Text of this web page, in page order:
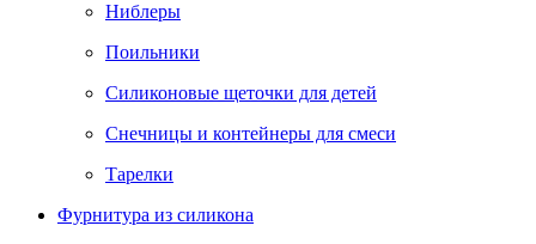
Ниблеры
Поильники
Силиконовые щеточки для детей
Снечницы и контейнеры для смеси
Тарелки
Фурнитура из силикона